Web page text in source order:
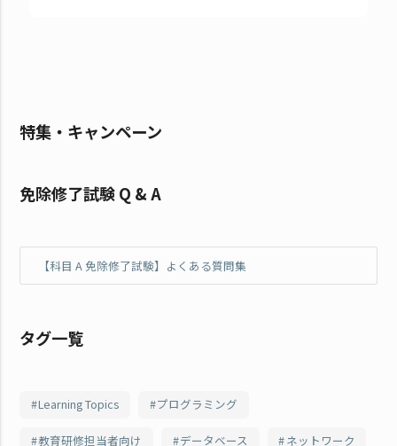
特集・キャンペーン
免除修了試験 Q & A
【科目 A 免除修了試験】よくある質問集
タグ一覧
Learning Topics プログラミング
教育研修担当者向け データベース ネットワーク